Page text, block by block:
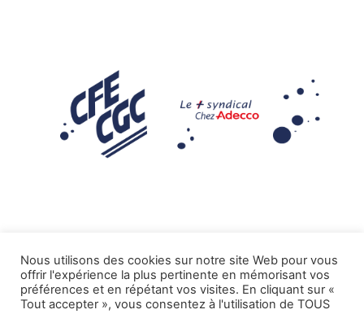
Mentions légales
Nous utilisons des cookies sur notre site Web pour vous
offrir l'expérience la plus pertinente en mémorisant vos
préférences et en répétant vos visites. En cliquant sur «
Tout accepter », vous consentez à l'utilisation de TOUS